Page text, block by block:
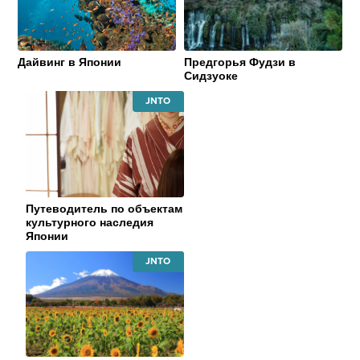
Дайвинг в Японии
ORGANIZATION
Предгорья Фудзи в
Сидзуоке
Путеводитель по объектам
культурного наследия
Японии
JAPAN
NATIONAL
TOURISM
ORGANIZATION
JAPAN
NATIONAL
TOURISM
ORGANIZATION